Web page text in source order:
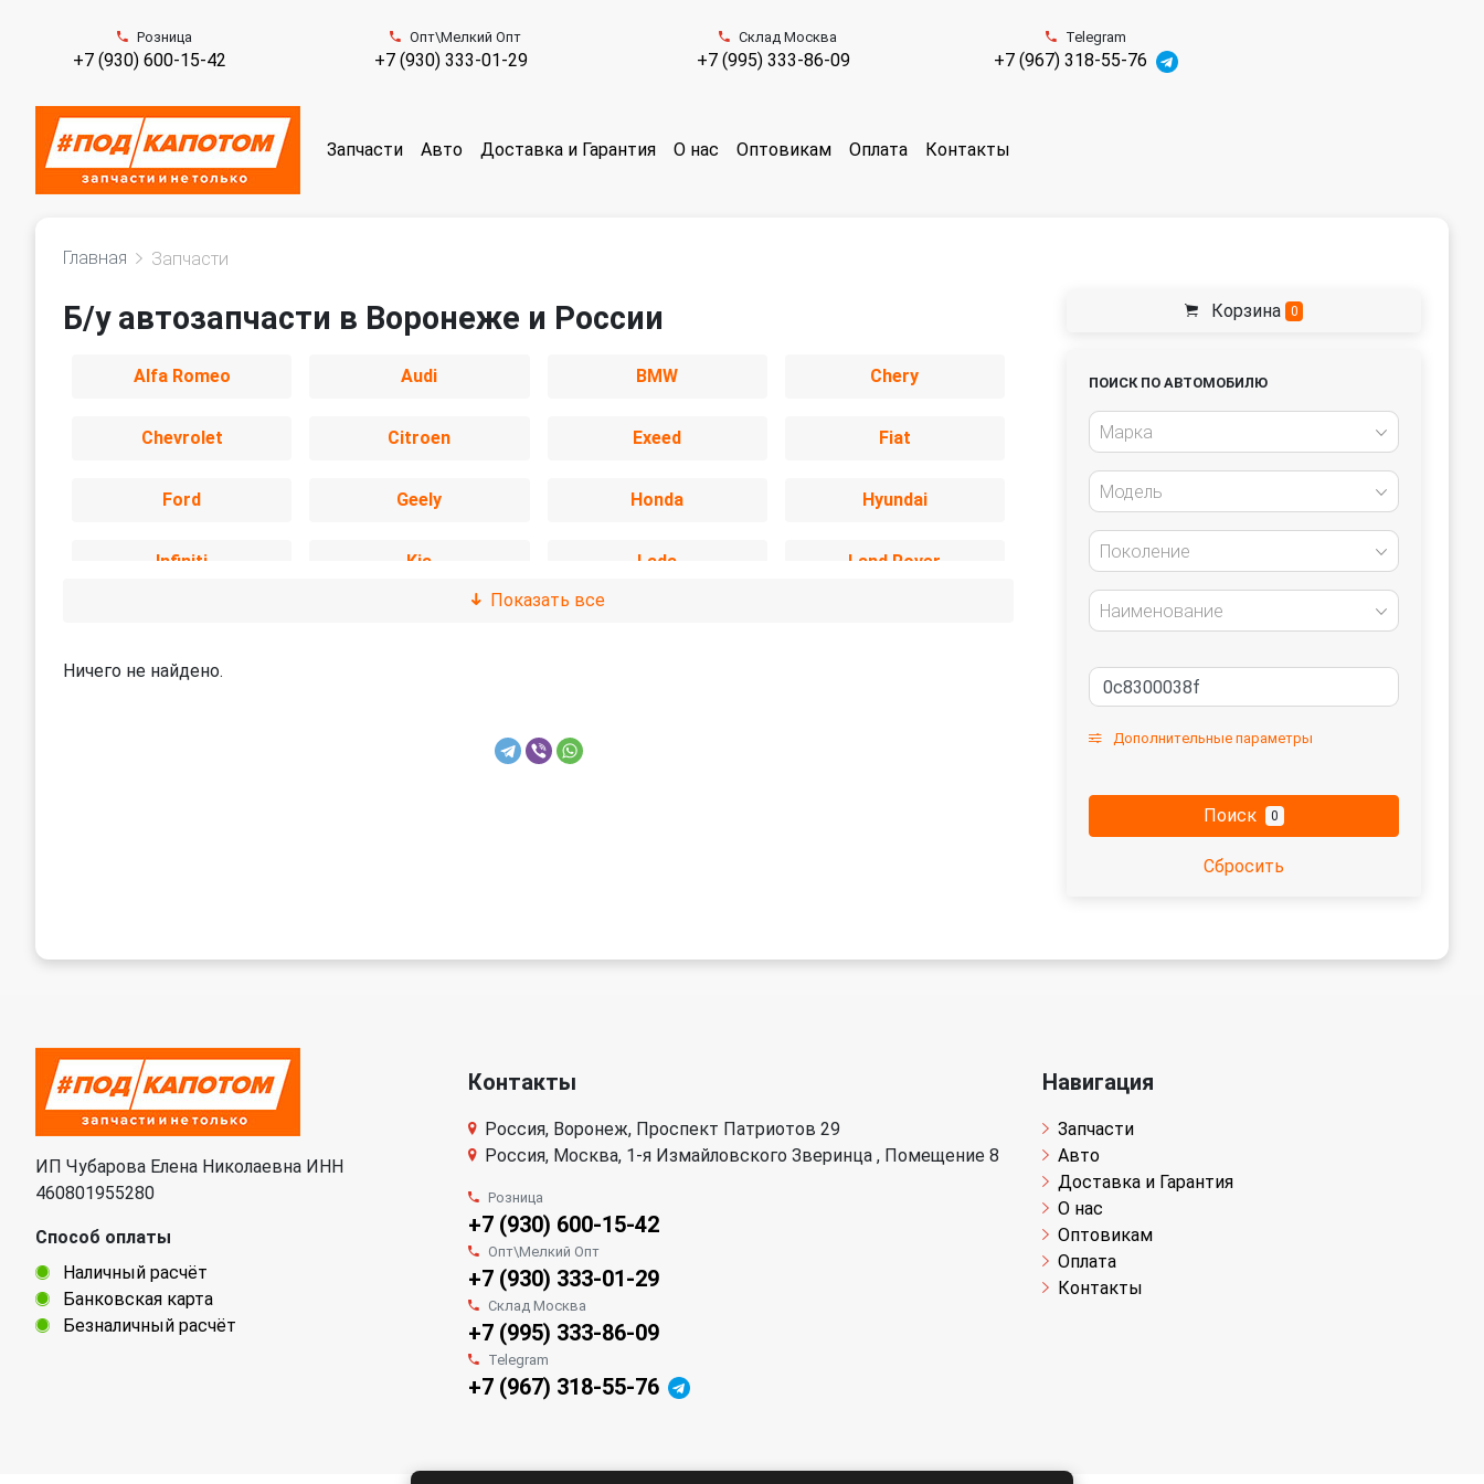
Розница
+7 (930) 600-15-42
Опт\Мелкий Опт
+7 (930) 333-01-29
Склад Москва
+7 (995) 333-86-09
Telegram
+7 (967) 318-55-76
Запчасти Авто Доставка и Гарантия О нас Оптовикам Оплата Контакты
Главная Запчасти
Б/у автозапчасти в Воронеже и России
Alfa Romeo Audi BMW Chery
Chevrolet Citroen Exeed Fiat
Ford Geely Honda Hyundai
Infiniti Kia Lada Land Rover
Nissan
Показать все
Ничего не найдено.
Корзина 0
ПОИСК ПО АВТОМОБИЛЮ
Марка
Модель
Поколение
Наименование
Дополнительные параметры
Поиск 0
Сбросить
ИП Чубарова Елена Николаевна ИНН
460801955280
Способ оплаты
Наличный расчёт
Банковская карта
Безналичный расчёт
Контакты
Россия, Воронеж, Проспект Патриотов 29
Россия, Москва, 1-я Измайловского Зверинца , Помещение 8
Розница
+7 (930) 600-15-42
Опт\Мелкий Опт
+7 (930) 333-01-29
Склад Москва
+7 (995) 333-86-09
Telegram
+7 (967) 318-55-76
Навигация
Запчасти
Авто
Доставка и Гарантия
О нас
Оптовикам
Оплата
Контакты